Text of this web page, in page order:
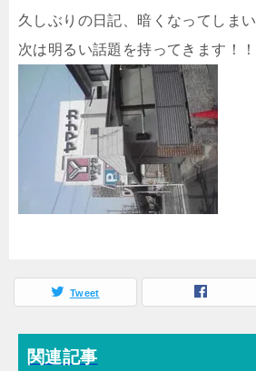
久しぶりの日記、暗くなってしまい
次は明るい話題を持ってきます！！
Tweet
関連記事